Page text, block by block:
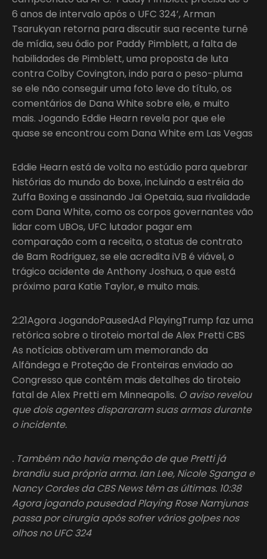
6 anos de intervalo após o UFC 324’, Arman
Tsarukyan retorna para discutir sua recente turnê
de mídia, seu ódio por Paddy Pimblett, a falta de
habilidades de Pimblett, uma proposta de luta
contra Colby Covington, indo para o peso-pluma
se ele não conseguir uma foto leve do título, os
comentários de Dana White sobre ele, e muito
mais. Jogando Eddie Hearn revela por que ele
quase se encontrou com Dana White em Las Vegas
Eddie Hearn está de volta no estúdio para quebrar
histórias do mundo do boxe, incluindo a estréia do
Zuffa Boxing e assinando Jai Opetaia, sua rivalidade
com Dana White, como os corpos governantes vão
lidar com UBOs, UFC lutador pagar em
comparação com a receita, o status de contrato
de Bam Rodriguez, se ele acredita iVB é viável, o
trágico acidente de Anthony Joshua, o que está
próximo para Katie Taylor, e muito mais.
2:21Agora JogandoPausedAd PlayingTrump faz uma
retórica sobre o tiroteio mortal de Alex Pretti CBS
As notícias obtiveram um memorando da
Alfândega e Proteção de Fronteiras enviado ao
Congresso que contém mais detalhes do tiroteio
fatal de Alex Pretti em Minneapolis. O aviso revelou
que dois agentes dispararam suas armas durante
o incidente.
. Também não havia menção de que Pretti já
brandiu sua própria arma. Ian Lee, Nicole Sganga e
Nancy Cordes da CBS News têm as últimas. 10:38
Agora jogando pausedad Playing Rose Namjunas
passa por cirurgia após sofrer vários golpes nos
olhos no UFC 324